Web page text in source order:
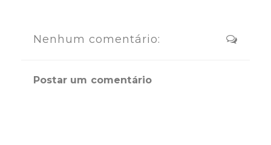
Nenhum comentário:
Postar um comentário